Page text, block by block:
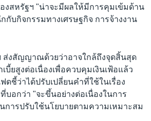
สหรัฐฯ "น่าจะมีผลให้มีการคุมเข้มด้าน
กับกิจกรรมทางเศรษฐกิจ การจ้างงาน
ส่งสัญญาณด้วยว่าอาจใกล้ถึงจุดสิ้นสุด
บี้ยสูงต่อเนื่องเพื่อควบคุมเงินเฟ้อแล้ว
ดชี้ว่าได้ปรับเปลี่ยนคำที่ใช้ในเรื่อง
บอกว่า "จะขึ้นอย่างต่อเนื่องในการ
การปรับใช้นโยบายตามความเหมาะสม